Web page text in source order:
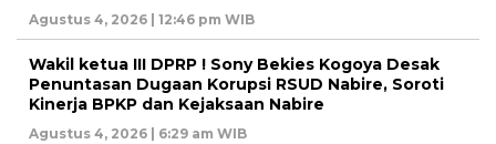
Agustus 4, 2026 | 12:46 pm WIB
Wakil ketua III DPRP ! Sony Bekies Kogoya Desak
Penuntasan Dugaan Korupsi RSUD Nabire, Soroti
Kinerja BPKP dan Kejaksaan Nabire
Agustus 4, 2026 | 6:29 am WIB